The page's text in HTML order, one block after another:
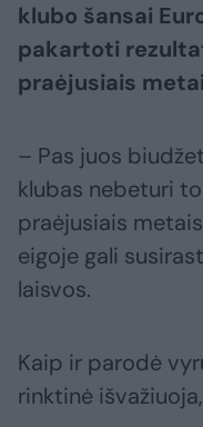
klubo šansai
pakartoti
praėjusiais
– Pas juos
klubas nebeturi
praėjusiais
eigoje gali
laisvos.
Kaip ir parodė
rinktinė